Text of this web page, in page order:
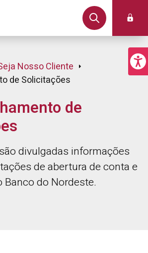
Nosso Cliente
de Solicitações
de
divulgadas informações
de abertura de conta e
Banco do Nordeste.